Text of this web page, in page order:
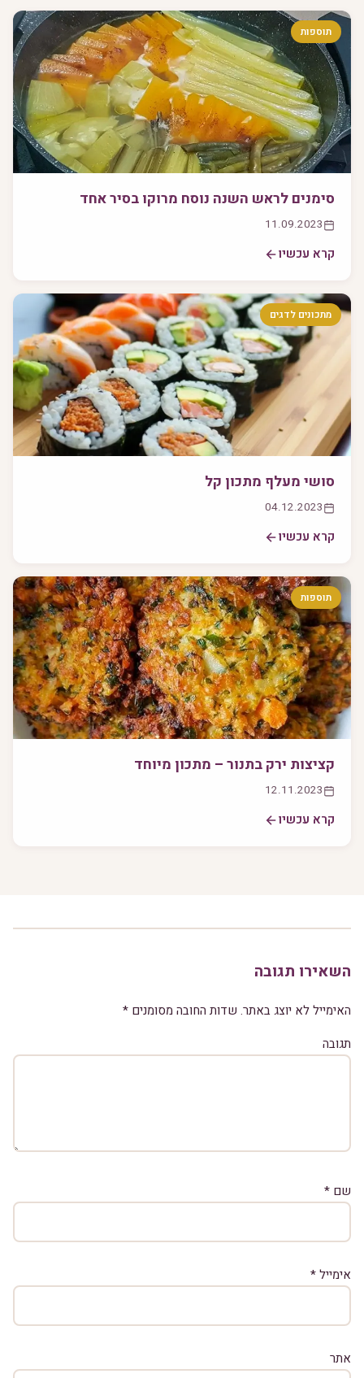
תוספות
סימנים לראש השנה נוסח מרוקו בסיר אחד
11.09.2023
קרא עכשיו
מתכונים לדגים
סושי מעלף מתכון קל
04.12.2023
קרא עכשיו
תוספות
קציצות ירק בתנור – מתכון מיוחד
12.11.2023
קרא עכשיו
השאירו תגובה
האימייל לא יוצג באתר. שדות החובה מסומנים *
תגובה
שם *
אימייל*
אתר